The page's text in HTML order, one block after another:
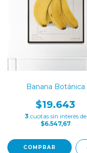
Banana Botánica
$19.643
3 cuotas sin interés de
$6.547,67
COMPRAR